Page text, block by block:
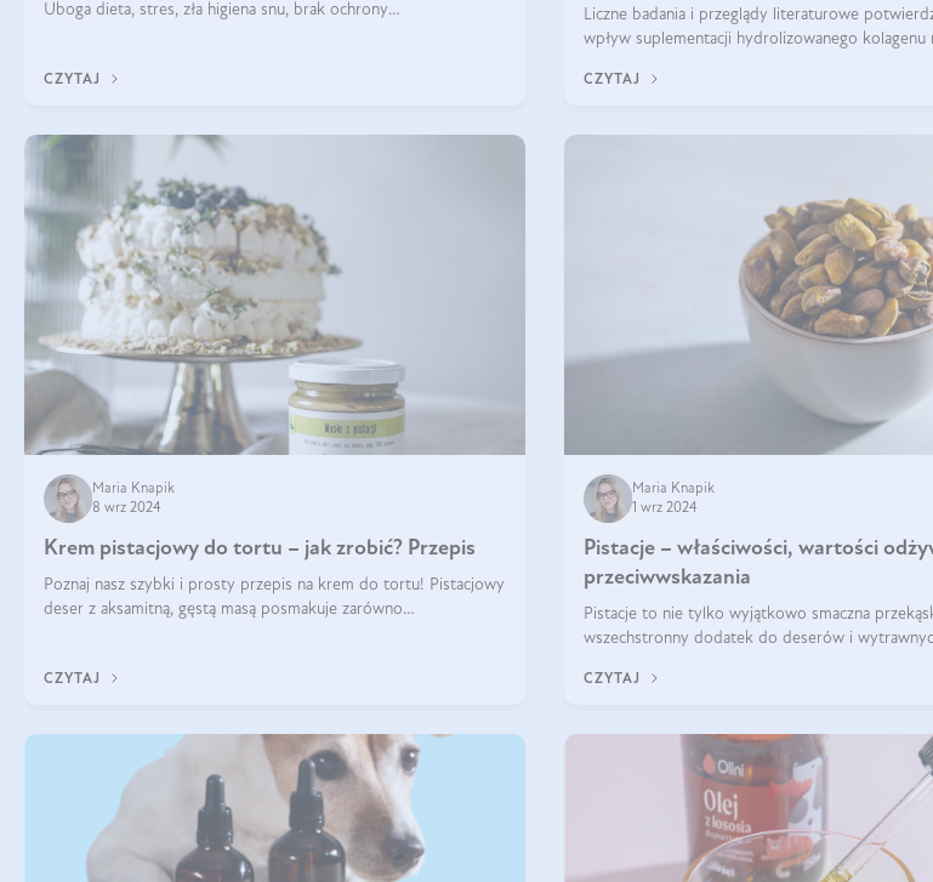
Uboga dieta, stres, zła higiena snu, brak ochrony
CZYTAJ
Liczne badania i przeglądy literaturowe
wpływ suplementacji hydrolizowanego kolagenu
CZYTAJ
Maria Knapik
8 wrz 2024
Krem pistacjowy do tortu – jak zrobić? Przepis
Poznaj nasz szybki i prosty przepis na krem do tortu! Pistacjowy
deser z aksamitną, gęstą masą posmakuje zarówno
CZYTAJ
Maria Knapik
1 wrz 2024
Pistacje – właściwości, wartości
przeciwwskazania
Pistacje to nie tylko wyjątkowo smaczna
wszechstronny dodatek do deserów i
każdy może się ni
CZYTAJ